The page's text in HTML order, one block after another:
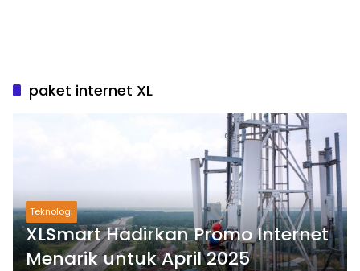
paket internet XL
Teknologi
XLSmart Hadirkan Promo Internet
Menarik untuk April 2025